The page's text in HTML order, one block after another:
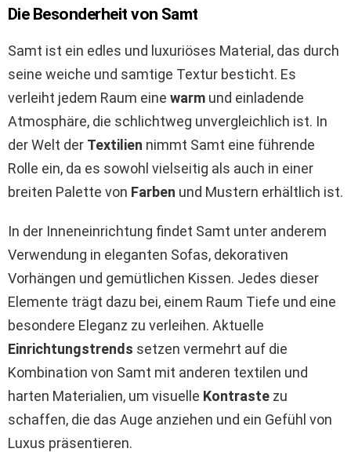
Die Besonderheit von Samt
Samt ist ein edles und luxuriöses Material, das durch
seine weiche und samtige Textur besticht. Es
verleiht jedem Raum eine warm und einladende
Atmosphäre, die schlichtweg unvergleichlich ist. In
der Welt der Textilien nimmt Samt eine führende
Rolle ein, da es sowohl vielseitig als auch in einer
breiten Palette von Farben und Mustern erhältlich ist.
In der Inneneinrichtung findet Samt unter anderem
Verwendung in eleganten Sofas, dekorativen
Vorhängen und gemütlichen Kissen. Jedes dieser
Elemente trägt dazu bei, einem Raum Tiefe und eine
besondere Eleganz zu verleihen. Aktuelle
Einrichtungstrends setzen vermehrt auf die
Kombination von Samt mit anderen textilen und
harten Materialien, um visuelle Kontraste zu
schaffen, die das Auge anziehen und ein Gefühl von
Luxus präsentieren.